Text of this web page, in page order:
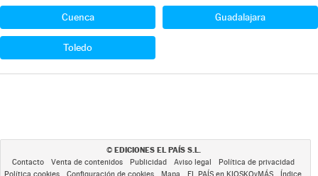
Cuenca Guadalajara
Toledo
© EDICIONES EL PAÍS S.L.
Contacto Venta de contenidos Publicidad Aviso legal
Política de privacidad